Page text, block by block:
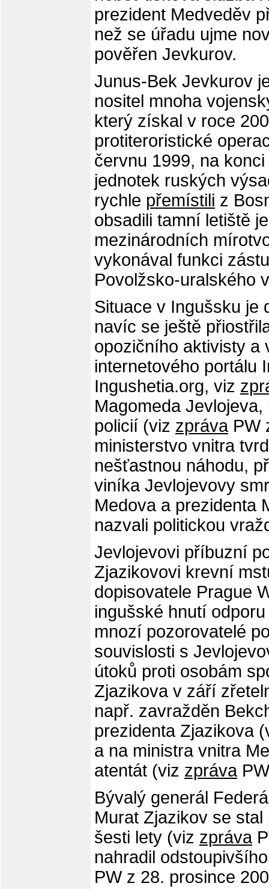
prezident Medveděv
než se úřadu ujme
pověřen Jevkurov.
Junus-Bek Jevkurov
nositel mnoha
který získal v roce
protiteroristické
červnu 1999, na
jednotek ruských
rychle přemístili z
obsadili tamní letiště
mezinárodních
vykonával funkci
Povolžsko-uralského
Situace v Ingušsku je
navíc se ještě
opozičního aktivisty a
internetového portálu
Ingushetia.org, viz
Magomeda
policií (viz zprávaPW
ministerstvo vnitra
nešťastnou náhodu,
viníka Jevlojevovy
Medova a prezidenta
nazvali politickou
Jevlojevovi příbuzní
Zjazikovovi krevní
dopisovatele Prague
ingušské hnutí
mnozí pozorovatelé
souvislosti s
útoků proti osobám
Zjazikova v září
např. zavražděn
prezidenta Zjazikova
a na ministra vnitra
atentát (viz zpráva
Bývalý generál
Murat Zjazikov se
šesti lety (viz zpráva
nahradil
PW z 28. prosince